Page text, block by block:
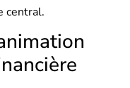
central.